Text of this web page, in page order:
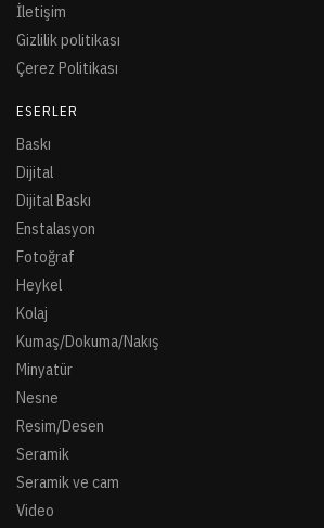
İletişim
Gizlilik politikası
Çerez Politikası
ESERLER
Baskı
Dijital
Dijital Baskı
Enstalasyon
Fotoğraf
Heykel
Kolaj
Kumaş/Dokuma/Nakış
Minyatür
Nesne
Resim/Desen
Seramik
Seramik ve cam
Video